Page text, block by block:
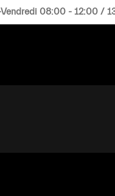
Vendredi 08:00 - 12:00 /